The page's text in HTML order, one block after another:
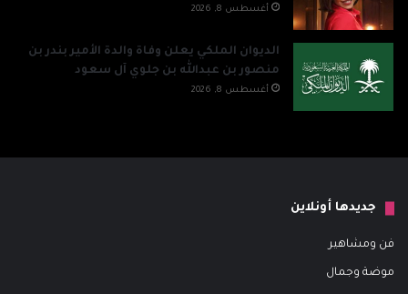
أغسطس 8, 2026
الديوان الملكي يعلن وفاة والدة الأمير بندر بن
منصور بن عبدالله بن جلوي آل سعود
أغسطس 8, 2026
جديدها أونلاين
فن ومشاهير
موضة وجمال